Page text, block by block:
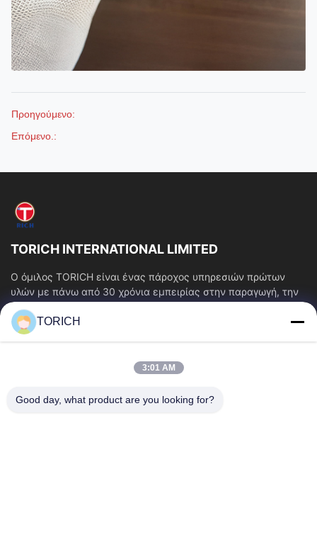
Προηγούμενο:
Επόμενο.:
TORICH INTERNATIONAL LIMITED
Ο όμιλος TORICH είναι ένας πάροχος υπηρεσιών πρώτων
υλών με πάνω από 30 χρόνια εμπειρίας στην παραγωγή, την
έρευνα και ανάπτυξη, το εμπόριο, την...
Γρήγοροι Σύνδεσμοι
Σχετικά Με Εμάς
Γύρος Εργοστασίων
Ποιοτικός Έλεγχος
TORICH
3:01 AM
Good day, what product are you looking for?